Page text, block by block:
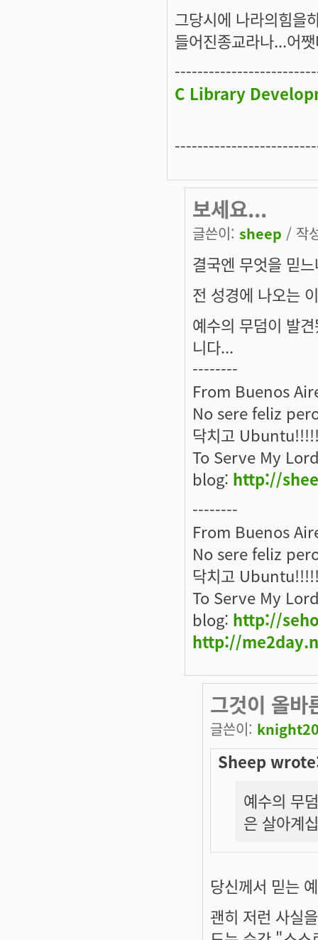
그당시에 나라의힘을
들어진종교라나...어
C Library
보세요...
글쓴이: sheep / 작
결국엔 무엇을 믿
전 성경에 나오는
예수의 무덤이 발
니다...
--------
From Buenos
No sere feliz
닥치고
To Serve My
blog: http://
--------
From Buenos
No sere feliz
닥치고
To Serve My
blog: http://
http://
그것이 올바
글쓴이:
Sheep
예수의 무
은 살아계
당신께서 믿는
괜히 저런 사실